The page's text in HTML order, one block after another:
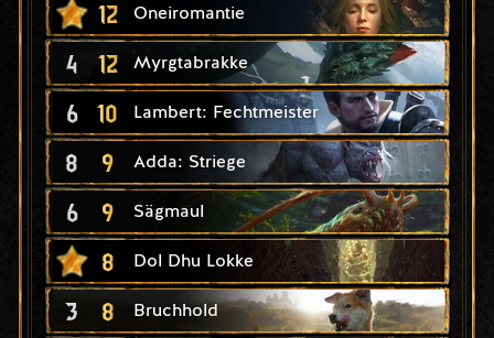
12 Oneiromantie
4 12 Myrgtabrakke
6 10 Lambert: Fechtmeister
8 9 Adda: Striege
6 9 Sägmaul
8 Dol Dhu Lokke
3 8 Bruchhold